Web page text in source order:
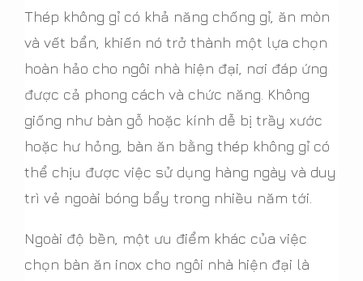
Thép không gỉ có khả năng chống gỉ, ăn mòn
và vết bẩn, khiến nó trở thành một lựa chọn
hoàn hảo cho ngôi nhà hiện đại, nơi đáp ứng
được cả phong cách và chức năng. Không
giống như bàn gỗ hoặc kính dễ bị trầy xước
hoặc hư hỏng, bàn ăn bằng thép không gỉ có
thể chịu được việc sử dụng hàng ngày và duy
trì vẻ ngoài bóng bẩy trong nhiều năm tới.
Ngoài độ bền, một ưu điểm khác của việc
chọn bàn ăn inox cho ngôi nhà hiện đại là